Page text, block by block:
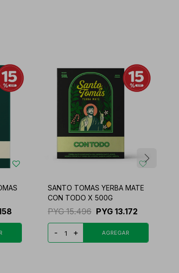
SANTO TOMAS YERBA MATE
CON TODO X 500G
PYG 15.496 PYG 13.172
- +